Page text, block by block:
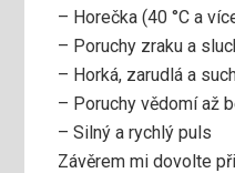
– Horečka (40 °C a
– Poruchy zraku a
– Horká, zarudlá a
– Poruchy vědomí až
– Silný a rychlý puls
Závěrem mi dovolte